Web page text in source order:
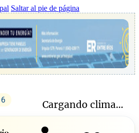
Saltar al pie de página
Cargando clima...